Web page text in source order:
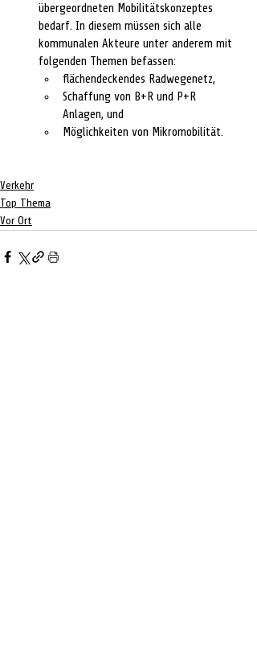
übergeordneten Mobilitätskonzeptes
bedarf. In diesem müssen sich alle
kommunalen Akteure unter anderem mit
folgenden Themen befassen:
flächendeckendes Radwegenetz,
Schaffung von B+R und P+R
Anlagen, und
Möglichkeiten von Mikromobilität.
Verkehr
Top Thema
Vor Ort